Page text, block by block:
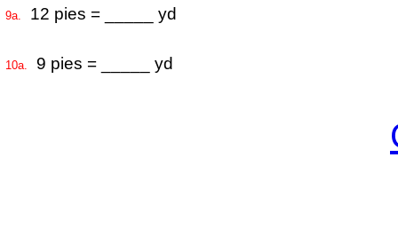
9a. 12 pies = _____ yd
10a. 9 pies = _____ yd